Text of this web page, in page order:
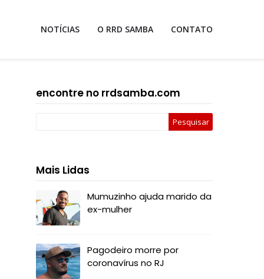
NOTÍCIAS O RRD SAMBA CONTATO
encontre no rrdsamba.com
Mais Lidas
Mumuzinho ajuda marido da
ex-mulher
Pagodeiro morre por
coronavírus no RJ